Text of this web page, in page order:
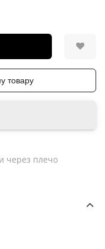
товару
через плечо